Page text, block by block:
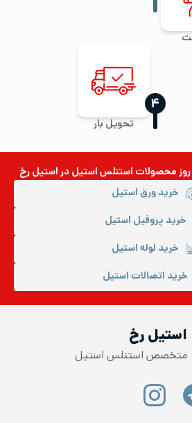
تحویل بار
‍۴
محصولات استنلس استیلدر استیل رخ
خرید ورق استیل
خرید پروفیل استیل
خرید لوله استیل
خرید اتصالات استیل
استیل رخ
متخصص استنلس استیل